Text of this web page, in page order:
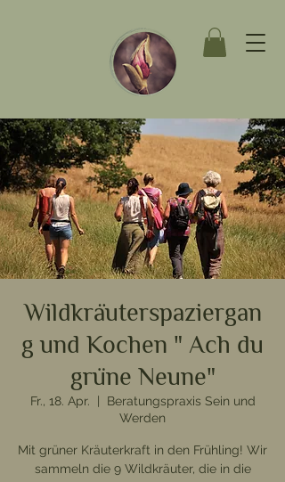
Wildkräuterspaziergan
g und Kochen " Ach du
grüne Neune"
Fr., 18. Apr.
Beratungspraxis Sein und
Werden
Mit grüner Kräuterkraft in den Frühling! Wir
sammeln die 9 Wildkräuter, die in die